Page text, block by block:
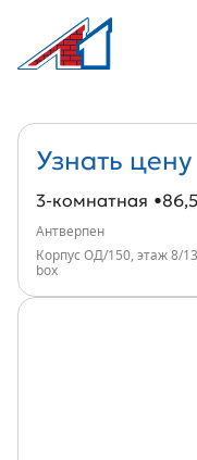
3-комнатная,
Информация о
Узнать цену
3-комнатная
Антверпен
Корпус ОД/150, этаж 8/
box